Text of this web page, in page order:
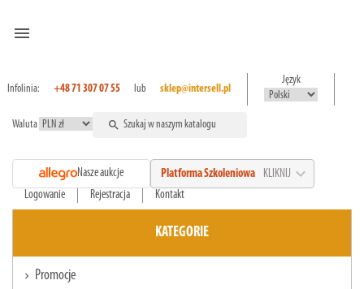
menu
Infolinia: +48 71 307 07 55 lub sklep@intersell.pl
Język
Waluta search
Nasze aukcje Platforma Szkoleniowa KLIKNIJ expand_more
Logowanie Rejestracja Kontakt
KATEGORIE
chevron_right Promocje